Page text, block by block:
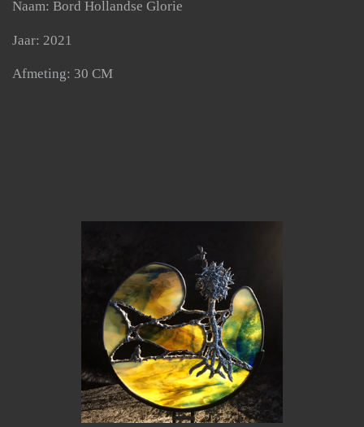
Naam: Bord Hollandse Glorie
Jaar: 2021
Afmeting: 30 CM